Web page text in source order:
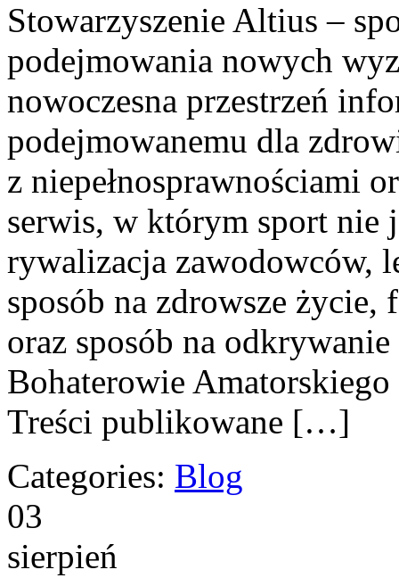
Stowarzyszenie Altius –
podejmowania nowych
nowoczesna przestrzeń
podejmowanemu dla
z niepełnosprawnościami
serwis, w którym sport nie
rywalizacja zawodowców,
sposób na zdrowsze życie,
oraz sposób na odkrywanie
Bohaterowie
Treści publikowane […]
Categories: Blog
03
sierpień